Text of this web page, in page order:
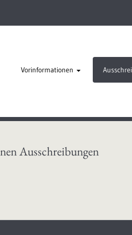
Vorinformationen
Ausschreibungen